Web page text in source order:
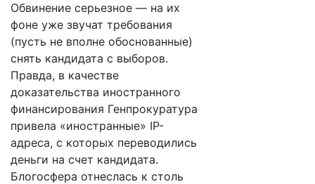
Обвинение серьезное — на их
фоне уже звучат требования
(пусть не вполне обоснованные)
снять кандидата с выборов.
Правда, в качестве
доказательства иностранного
финансирования Генпрокуратура
привела «иностранные» IP-
адреса, с которых переводились
деньги на счет кандидата.
Блогосфера отнеслась к столь